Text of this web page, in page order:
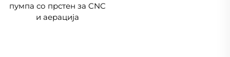
пумпа со прстен за CNC
и аерација